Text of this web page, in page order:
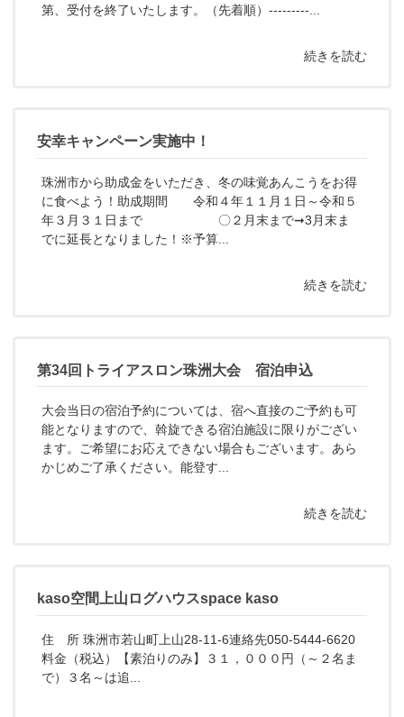
第、受付を終了いたします。（先着順）---------...
続きを読む
安幸キャンペーン実施中！
珠洲市から助成金をいただき、冬の味覚あんこうをお得
に食べよう！助成期間 令和４年１１月１日～令和５
年３月３１日まで 〇２月末まで➞3月末ま
でに延長となりました！※予算...
続きを読む
第34回トライアスロン珠洲大会 宿泊申込
大会当日の宿泊予約については、宿へ直接のご予約も可
能となりますので、斡旋できる宿泊施設に限りがござい
ます。ご希望にお応えできない場合もございます。あら
かじめご了承ください。能登す...
続きを読む
kaso空間上山ログハウスspace kaso
住 所 珠洲市若山町上山28-11-6連絡先050-5444-6620
料金（税込）【素泊りのみ】３１，０００円（～２名ま
で）３名～は追...